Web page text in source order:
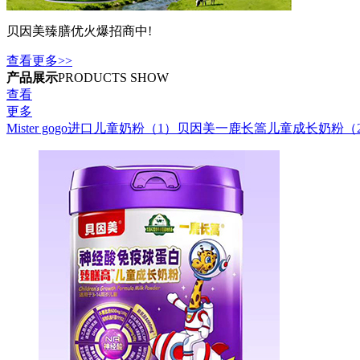
贝因美臻膳优火爆招商中!
查看更多>>
产品展示PRODUCTS SHOW
查看
更多
Mister gogo进口儿童奶粉（1）
贝因美一鹿长篙儿童成长奶粉（